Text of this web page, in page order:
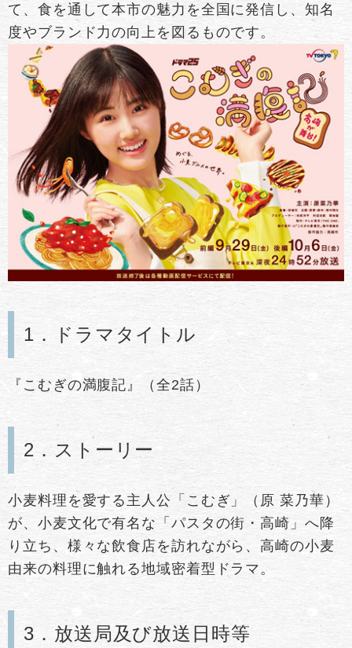
て、食を通して本市の魅力を全国に発信し、知名
度やブランド力の向上を図るものです。
1．ドラマタイトル
『こむぎの満腹記』（全2話）
2．ストーリー
小麦料理を愛する主人公「こむぎ」（原 菜乃華）
が、小麦文化で有名な「パスタの街・高崎」へ降
り立ち、様々な飲食店を訪れながら、高崎の小麦
由来の料理に触れる地域密着型ドラマ。
3．放送局及び放送日時等